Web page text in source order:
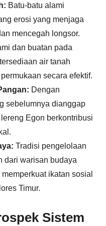
Batu-batu alami
erosi yang menjaga
mencegah longsor.
dan buatan pada
air tanah
secara efektif.
Dengan
sebelumnya dianggap
Egon berkontribusi
Tradisi pengelolaan
dari warisan budaya
ikatan sosial
Timur.
Sistem